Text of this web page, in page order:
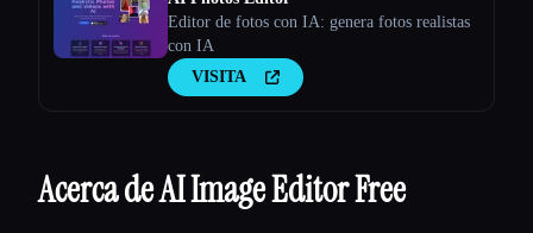
Editor de fotos con IA: genera fotos realistas
con IA
VISITA
Acerca de AI Image Editor Free